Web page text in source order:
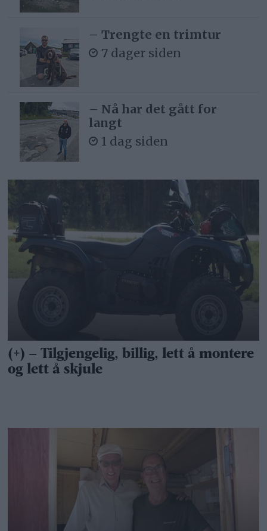
– Trengte en trimtur
7 dager siden
– Nå har det gått for
langt
1 dag siden